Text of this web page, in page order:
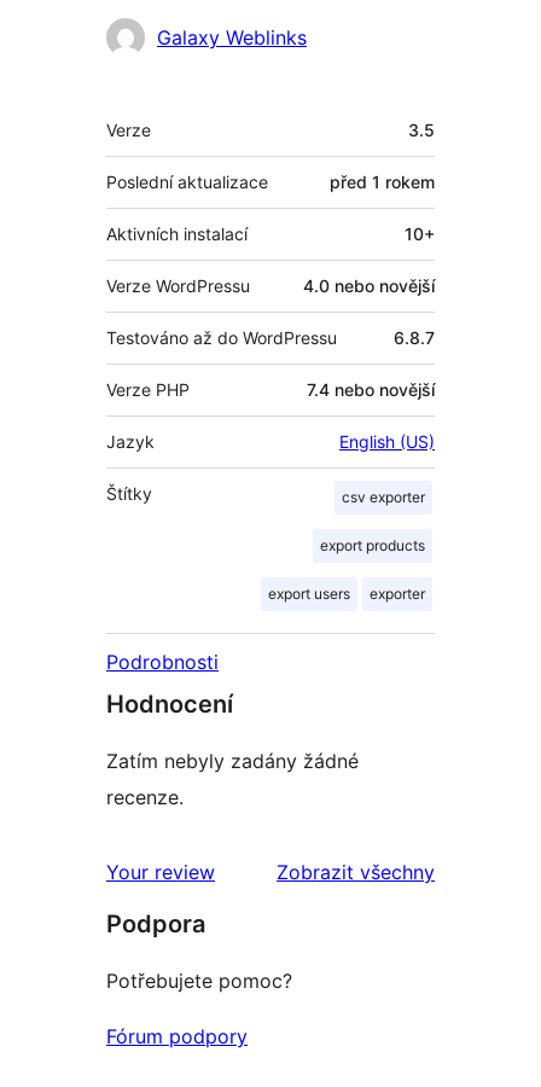
Spolupracovníci
Galaxy Weblinks
Meta
Verze 3.5
Poslední aktualizace před 1 rokem
Aktivních instalací 10+
Verze WordPressu 4.0 nebo novější
Testováno až do WordPressu 6.8.7
Verze PHP 7.4 nebo novější
Jazyk English (US)
Štítky csv exporter
export products
export users exporter
Podrobnosti
Hodnocení
Zatím nebyly zadány žádné
recenze.
Your review
Zobrazit všechny
Podpora
Potřebujete pomoc?
Fórum podpory